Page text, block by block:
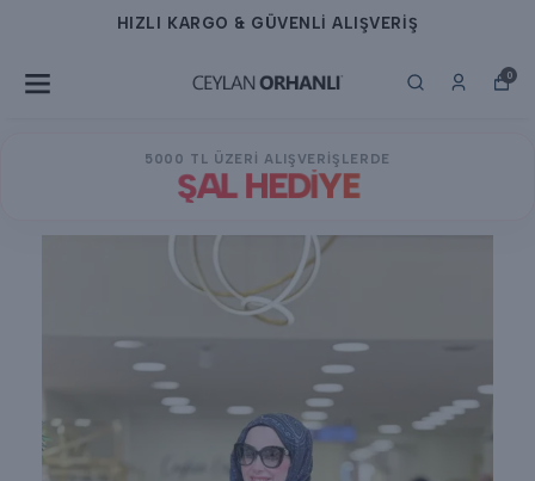
HIZLI KARGO & GÜVENLİ ALIŞVERİŞ
0
5000 TL ÜZERİ ALIŞVERİŞLERDE
ŞAL HEDİYE